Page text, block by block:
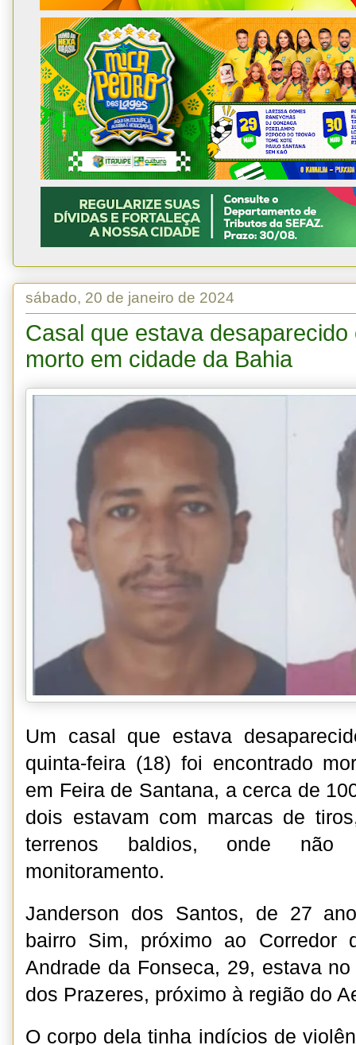
sábado, 20 de janeiro de 2024
Casal que estava desaparecido
morto em cidade da Bahia
Um casal que estava
quinta-feira (18) foi encontrado
em Feira de Santana, a cerca de
dois estavam com marcas de
terrenos baldios, onde
monitoramento.
Janderson dos Santos, de 27
bairro Sim, próximo ao Corredor
Andrade da Fonseca, 29, estava
dos Prazeres, próximo à região do
O corpo dela tinha indícios de